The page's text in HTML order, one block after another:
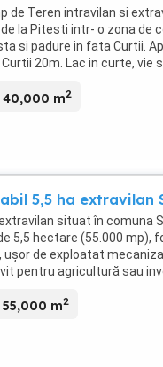
de Teren intravilan si
la Pitesti intr- o zona de
si padure in fata Curtii.
Curtii 20m. Lac in curte,
40,000 m2
5,5 ha extravilan
situat în comuna
5,5 hectare (55.000 mp),
ușor de exploatat
pentru agricultură sau
| 55,000 m2